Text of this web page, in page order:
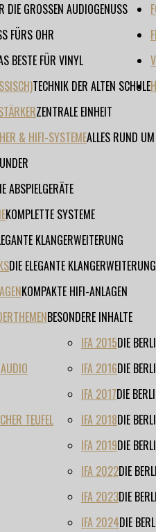
DIE GROSSEN AUDIOGENUSS
FÜRS OHR
BESTE FÜR VINYL
TECHNIK DER ALTEN SCHULE
ZENTRALE EINHEIT
& HIFI-SYSTEMEALLES RUND
ABSPIELGERÄTE
KOMPLETTE SYSTEME
KLANGERWEITERUNG
DIE ELEGANTE KLANGERWEITERUNG
KOMPAKTE HIFI-ANLAGEN
BESONDERE INHALTE
TEUFEL
IFA 2015DIE
IFA 2016DIE
IFA 2017DIE
IFA 2018DIE
IFA 2019DIE
IFA 2022DIE
IFA 2023DIE
IFA 2024DIE